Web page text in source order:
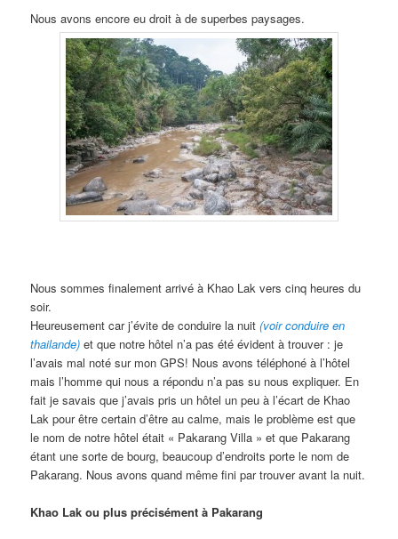
Nous avons encore eu droit à de superbes paysages.
Nous sommes finalement arrivé à Khao Lak vers cinq heures du
soir.
Heureusement car j’évite de conduire la nuit(voir conduire en
thailande) et que notre hôtel n’a pas été évident à trouver : je
l’avais mal noté sur mon GPS! Nous avons téléphoné à l’hôtel
mais l’homme qui nous a répondu n’a pas su nous expliquer. En
fait je savais que j’avais pris un hôtel un peu à l’écart de Khao
Lak pour être certain d’être au calme, mais le problème est que
le nom de notre hôtel était « Pakarang Villa » et que Pakarang
étant une sorte de bourg, beaucoup d’endroits porte le nom de
Pakarang. Nous avons quand même fini par trouver avant la nuit.
Khao Lak ou plus précisément à Pakarang